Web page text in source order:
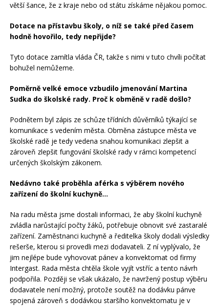
větší šance, že z kraje nebo od státu získáme nějakou pomoc.
Dotace na přístavbu školy, o níž se také před časem
hodně hovořilo, tedy nepřijde?
Tyto dotace zamítla vláda ČR, takže s nimi v tuto chvíli počítat
bohužel nemůžeme.
Poměrně velké emoce vzbudilo jmenování Martina
Sudka do školské rady. Proč k obměně v radě došlo?
Podnětem byl zápis ze schůze třídních důvěrníků týkající se
komunikace s vedením města. Obměna zástupce města ve
školské radě je tedy vedena snahou komunikaci zlepšit a
zároveň zlepšit fungování školské rady v rámci kompetencí
určených školským zákonem.
Nedávno také proběhla aférka s výběrem nového
zařízení do školní kuchyně…
Na radu města jsme dostali informaci, že aby školní kuchyně
zvládla narůstající počty žáků, potřebuje obnovit své zastaralé
zařízení. Zaměstnanci kuchyně a ředitelka školy dodali výsledky
rešerše, kterou si provedli mezi dodavateli. Z ní vyplývalo, že
jim nejlépe bude vyhovovat pánev a konvektomat od firmy
Intergast. Rada města chtěla škole vyjít vstříc a tento návrh
podpořila. Později se však ukázalo, že navržený postup výběru
dodavatele není možný, protože soutěž na dodávku pánve
spojená zároveň s dodávkou staršího konvektomatu je v